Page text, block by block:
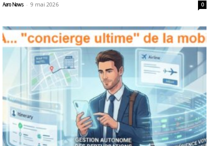
Aero News - 9 mai 2026 0